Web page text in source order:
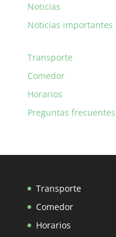
Noticias
Noticias importantes
Transporte
Comedor
Horarios
Preguntas frecuentes
Transporte
Comedor
Horarios